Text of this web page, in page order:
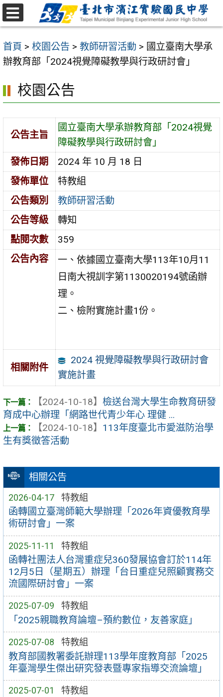
跳
至
要
內
區
首頁 > 校園公告 > 教師研習活動 > 國立臺南大學承
辦教育部「2024視覺障礙教學與行政研討會」
相關公告
2026-04-17 特教組
函轉國立臺灣師範大學辦理「2026年資優教育學
術研討會」一案
2025-11-11 特教組
函轉社團法人台灣重症兒360發展協會訂於114年
12月5日（星期五）辦理「台日重症兒照顧實務交
流國際研討會」一案
2025-07-09 特教組
「2025親職教育論壇–預約數位，友善家庭」
2025-07-08 特教組
教育部國教署委託辦理113學年度教育部「2025
年臺灣學生傑出研究發表暨專家指導交流論壇」
2025-07-01 特教組
校園公告
公告主旨
國立臺南大學承辦教育部「2024視覺
障礙教學與行政研討會」
發佈日期
2024 年 10 月 18 日
發佈單位
特教組
公告類別
教師研習活動
公告等級
轉知
點閱次數
359
公告內容
一、依據國立臺南大學113年10月11
日南大視訓字第1130020194號函辦
理。
二、檢附實施計畫1份。
相關附件
2024 視覺障礙教學與行政研討會
實施計畫
【2024-10-18】 檢送台灣大學生命教育研發
育成中心辦理「網路世代青少年心 理健 ...
【2024-10-18】 113年度臺北市愛滋防治學
生有獎徵答活動
選
單